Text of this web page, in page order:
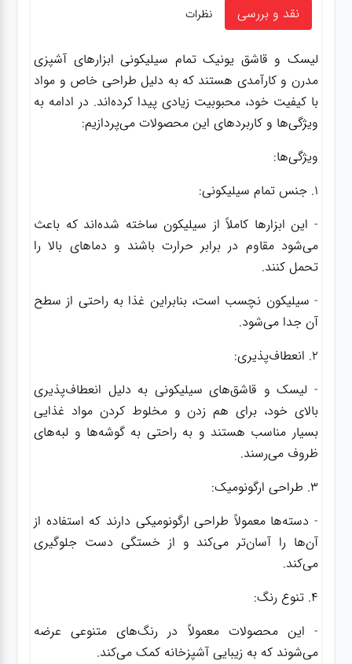
نقد و بررسی نظرات
لیسک و قاشق یونیک تمام سیلیکونی ابزارهای آشپزی
مدرن و کارآمدی هستند که به دلیل طراحی خاص و مواد
با کیفیت خود، محبوبیت زیادی پیدا کرده‌اند. در ادامه به
ویژگی‌ها و کاربردهای این محصولات می‌پردازیم:
ویژگی‌ها:
1. جنس تمام سیلیکونی:
- این ابزارها کاملاً از سیلیکون ساخته شده‌اند که باعث
می‌شود مقاوم در برابر حرارت باشند و دماهای بالا را
تحمل کنند.
- سیلیکون نچسب است، بنابراین غذا به راحتی از سطح
آن جدا می‌شود.
2. انعطاف‌پذیری:
- لیسک و قاشق‌های سیلیکونی به دلیل انعطاف‌پذیری
بالای خود، برای هم زدن و مخلوط کردن مواد غذایی
بسیار مناسب هستند و به راحتی به گوشه‌ها و لبه‌های
ظروف می‌رسند.
3. طراحی ارگونومیک:
- دسته‌ها معمولاً طراحی ارگونومیکی دارند که استفاده از
آن‌ها را آسان‌تر می‌کند و از خستگی دست جلوگیری
می‌کند.
4. تنوع رنگ:
- این محصولات معمولاً در رنگ‌های متنوعی عرضه
می‌شوند که به زیبایی آشپزخانه کمک می‌کند.